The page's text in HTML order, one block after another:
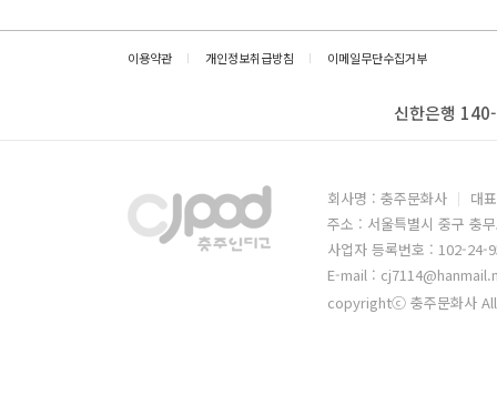
이용약관 개인정보취급방침 이메일무단수집거부
신한은행
회사명 : 충주문화사
대
주소 : 서울특별시 중구 충
사업자 등록번호 : 102-24-
E-mail :
copyrightⓒ 충주문화사